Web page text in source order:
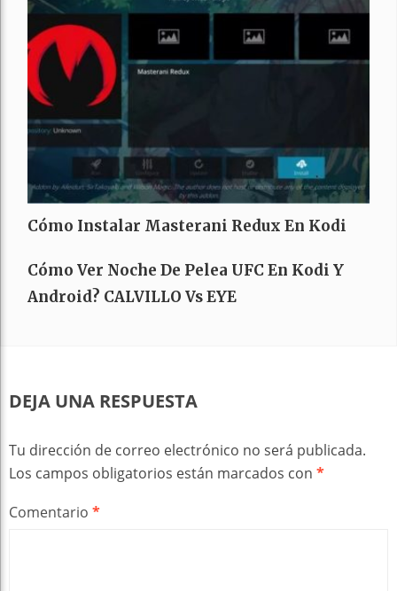
Cómo Instalar Masterani Redux En Kodi
Cómo Ver Noche De Pelea UFC En Kodi Y
Android? CALVILLO Vs EYE
DEJA UNA RESPUESTA
Tu dirección de correo electrónico no será publicada.
Los campos obligatorios están marcados con *
Comentario *